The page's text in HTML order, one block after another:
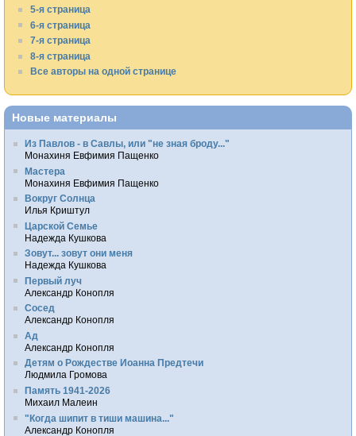
5-я страница
6-я страница
7-я страница
8-я страница
Все авторы на одной странице
Новые материалы
Из Павлов - в Савлы, или "не зная броду..."
Монахиня Евфимия Пащенко
Мастера
Монахиня Евфимия Пащенко
Вокруг Солнца
Илья Криштул
Царской Семье
Надежда Кушкова
Зовут... зовут они меня
Надежда Кушкова
Первый луч
Александр Конопля
Сосед
Александр Конопля
Ад
Александр Конопля
Детям о Рождестве Иоанна Предтечи
Людмила Громова
Память 1941-2026
Михаил Малеин
"Когда шипит в тиши машина..."
Александр Конопля